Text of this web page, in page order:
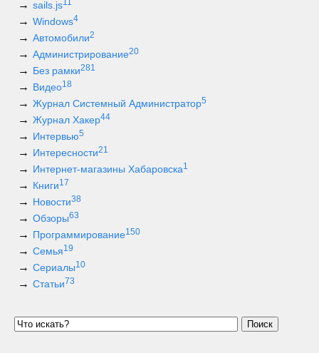
sails.js11
Windows4
Автомобили2
Администрирование20
Без рамки281
Видео18
Журнал Системный Администратор5
Журнал Хакер44
Интервью5
Интересности21
Интернет-магазины Хабаровска1
Книги17
Новости38
Обзоры63
Программирование150
Семья19
Сериалы10
Статьи 73
Поиск